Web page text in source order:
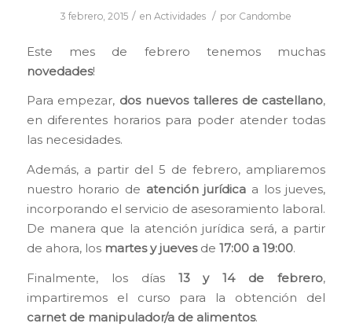
3 febrero, 2015 / en Actividades / por Candombe
Este mes de febrero tenemos muchas
novedades!
Para empezar, dos nuevos talleres de castellano,
en diferentes horarios para poder atender todas
las necesidades.
Además, a partir del 5 de febrero, ampliaremos
nuestro horario de atención jurídica a los jueves,
incorporando el servicio de asesoramiento laboral.
De manera que la atención jurídica será, a partir
de ahora, los martes y juevesde 17:00 a 19:00.
Finalmente, los días 13 y 14 de febrero,
impartiremos el curso para la obtención del
carnet de manipulador/a de alimentos.